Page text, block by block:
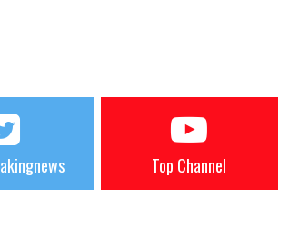
Top Channel